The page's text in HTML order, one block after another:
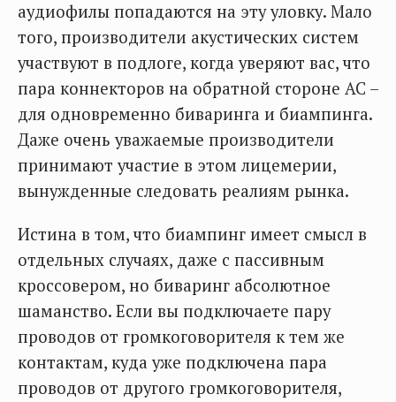
аудиофилы попадаются на эту уловку. Мало
того, производители акустических систем
участвуют в подлоге, когда уверяют вас, что
пара коннекторов на обратной стороне АС –
для одновременно биваринга и биампинга.
Даже очень уважаемые производители
принимают участие в этом лицемерии,
вынужденные следовать реалиям рынка.
Истина в том, что биампинг имеет смысл в
отдельных случаях, даже с пассивным
кроссовером, но биваринг абсолютное
шаманство. Если вы подключаете пару
проводов от громкоговорителя к тем же
контактам, куда уже подключена пара
проводов от другого громкоговорителя,